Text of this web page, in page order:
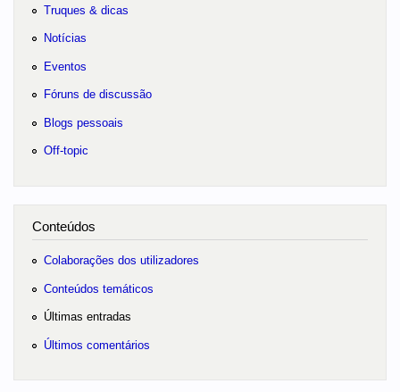
Truques & dicas
Notícias
Eventos
Fóruns de discussão
Blogs pessoais
Off-topic
Conteúdos
Colaborações dos utilizadores
Conteúdos temáticos
Últimas entradas
Últimos comentários